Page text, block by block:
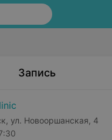
Запись
ул. Новооршанская, 4